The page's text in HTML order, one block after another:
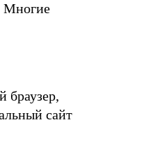
Многие
браузер,
сайт